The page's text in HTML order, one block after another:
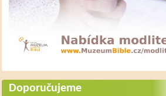
Doporučujeme